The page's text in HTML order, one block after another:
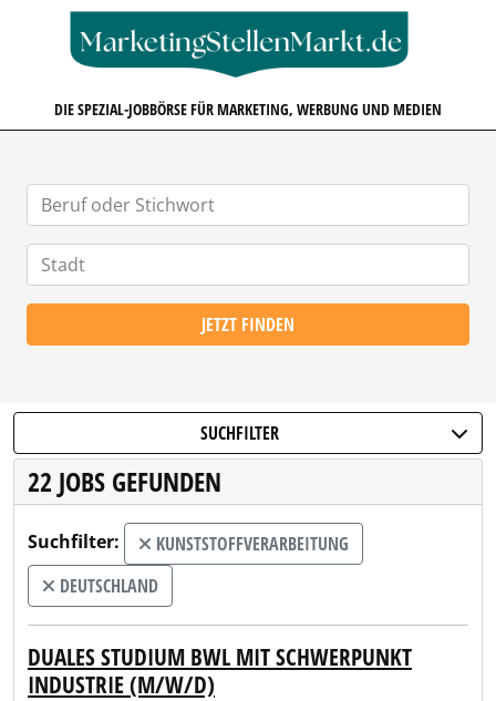
DIE SPEZIAL-JOBBÖRSE FÜR MARKETING, WERBUNG UND MEDIEN
JETZT FINDEN
SUCHFILTER
22 JOBS GEFUNDEN
Suchfilter:
KUNSTSTOFFVERARBEITUNG
DEUTSCHLAND
DUALES STUDIUM BWL MIT SCHWERPUNKT
INDUSTRIE (M/W/D)